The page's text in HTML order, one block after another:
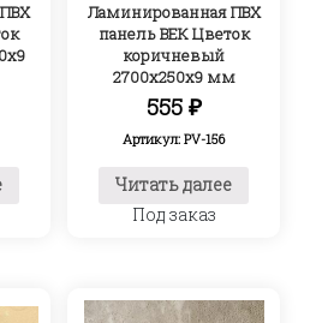
Ламинированная ПВХ
панель ВЕК Цветок
коричневый
2700х250х9 мм
555 ₽
Артикул: PV-156
Читать далее
Под заказ